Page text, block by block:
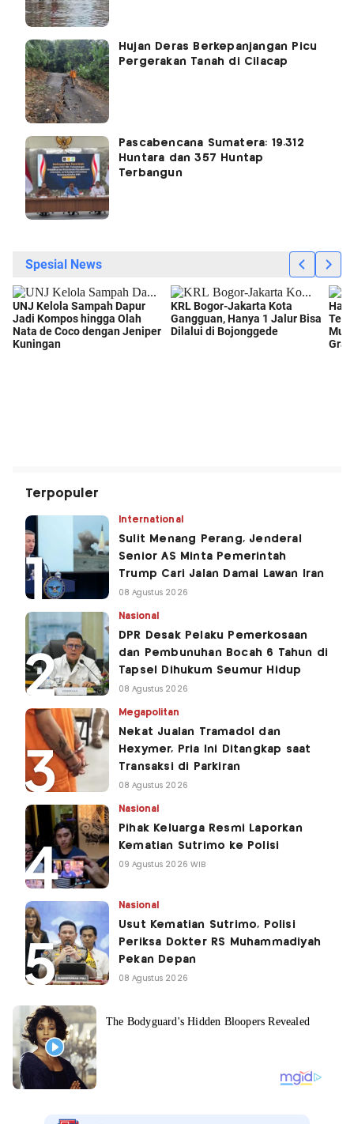
Hujan Deras Berkepanjangan Picu
Pergerakan Tanah di Cilacap
Pascabencana Sumatera: 19.312
Huntara dan 357 Huntap
Terbangun
Terpopuler
International
Sulit Menang Perang, Jenderal
Senior AS Minta Pemerintah
Trump Cari Jalan Damai Lawan Iran
08 Agustus 2026
Nasional
DPR Desak Pelaku Pemerkosaan
dan Pembunuhan Bocah 6 Tahun di
Tapsel Dihukum Seumur Hidup
08 Agustus 2026
Megapolitan
Nekat Jualan Tramadol dan
Hexymer, Pria Ini Ditangkap saat
Transaksi di Parkiran
08 Agustus 2026
Nasional
Pihak Keluarga Resmi Laporkan
Kematian Sutrimo ke Polisi
09 Agustus 2026 WIB
Nasional
Usut Kematian Sutrimo, Polisi
Periksa Dokter RS Muhammadiyah
Pekan Depan
08 Agustus 2026